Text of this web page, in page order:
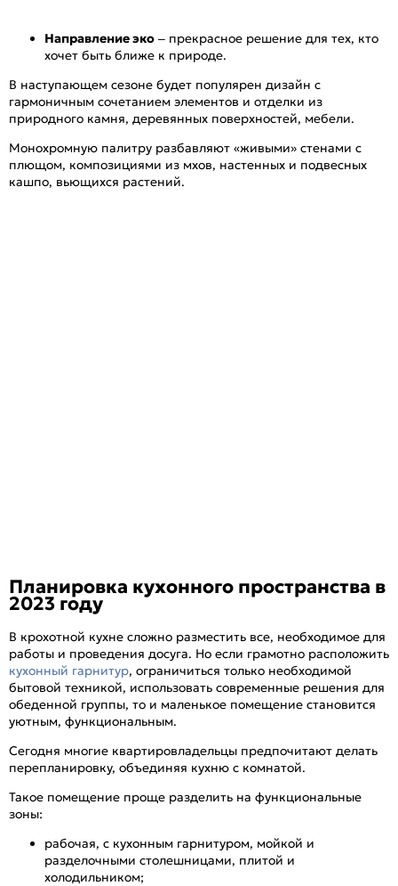
Направление эко – прекрасное решение для тех, кто
хочет быть ближе к природе.
В наступающем сезоне будет популярен дизайн с
гармоничным сочетанием элементов и отделки из
природного камня, деревянных поверхностей, мебели.
Монохромную палитру разбавляют «живыми» стенами с
плющом, композициями из мхов, настенных и подвесных
кашпо, вьющихся растений.
Планировка кухонного пространства в
2023 году
В крохотной кухне сложно разместить все, необходимое для
работы и проведения досуга. Но если грамотно расположить
кухонный гарнитур, ограничиться только необходимой
бытовой техникой, использовать современные решения для
обеденной группы, то и маленькое помещение становится
уютным, функциональным.
Сегодня многие квартировладельцы предпочитают делать
перепланировку, объединяя кухню с комнатой.
Такое помещение проще разделить на функциональные
зоны:
рабочая, с кухонным гарнитуром, мойкой и
разделочными столешницами, плитой и
холодильником;